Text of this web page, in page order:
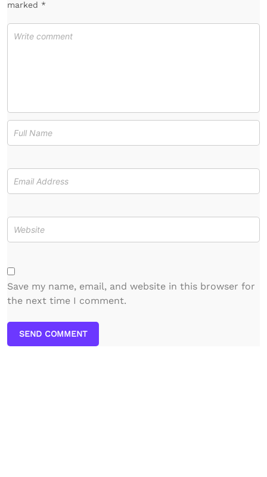
marked *
Save my name, email, and website in this browser for
the next time I comment.
SEND COMMENT